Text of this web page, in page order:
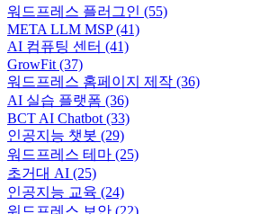
워드프레스 플러그인 (55)
META LLM MSP(41)
AI 컴퓨팅 센터 (41)
GrowFit (37)
워드프레스 홈페이지 제작 (36)
AI 실습 플랫폼 (36)
BCT AI Chatbot (33)
인공지능 챗봇 (29)
워드프레스 테마 (25)
초거대 AI (25)
인공지능 교육 (24)